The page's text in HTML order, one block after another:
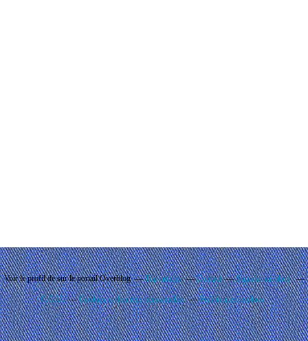
Voir le profil desur le portail Overblog Top articles Contact Signaler un abus
C.G.U. Cookies et données personnelles Préférences cookies